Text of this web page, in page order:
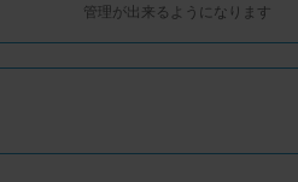
管理が出来るようになります